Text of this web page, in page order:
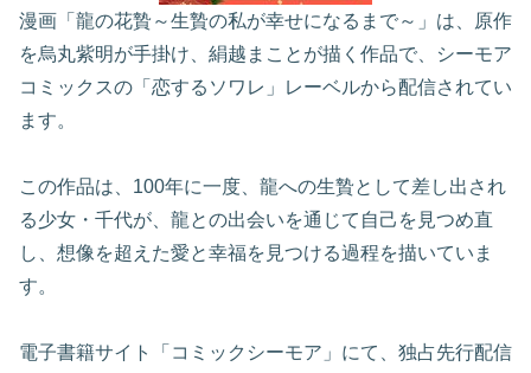
漫画「龍の花贄～生贄の私が幸せになるまで～」は、原作
を烏丸紫明が手掛け、絹越まことが描く作品で、シーモア
コミックスの「恋するソワレ」レーベルから配信されてい
ます。
この作品は、100年に一度、龍への生贄として差し出され
る少女・千代が、龍との出会いを通じて自己を見つめ直
し、想像を超えた愛と幸福を見つける過程を描いていま
す。
電子書籍サイト「コミックシーモア」にて、独占先行配信